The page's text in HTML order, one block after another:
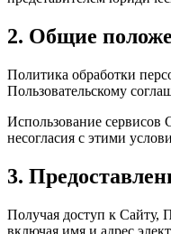
2. Общие
Политика обработки
Пользовательскому
Использование сервисов
несогласия с этими
3.
Получая доступ к Сайту,
включая имя и адрес